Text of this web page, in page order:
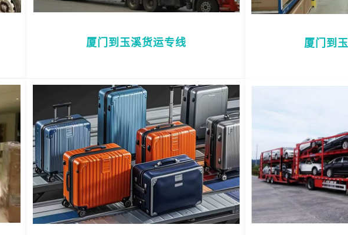
厦门到玉溪货运专线 厦门到